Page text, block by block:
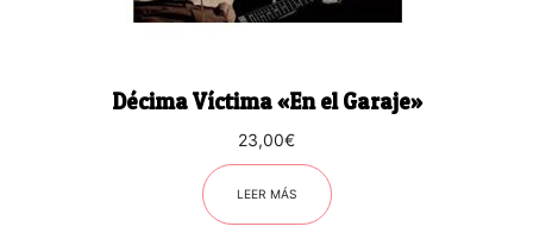
Décima Víctima «En el Garaje»
23,00€
LEER MÁS